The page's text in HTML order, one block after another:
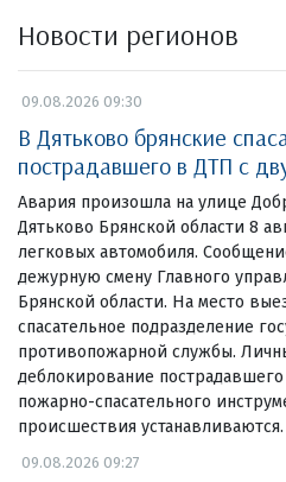
Новости регионов
09.08.2026 09:30
В Дятьково брянские
пострадавшего в ДТП с
Авария произошла на улице
Дятьково Брянской области 8
легковых автомобиля.
дежурную смену Главного
Брянской области. На место
спасательное подразделение
противопожарной службы.
деблокирование
пожарно-спасательного
происшествия устанавливаются.
09.08.2026 09:27